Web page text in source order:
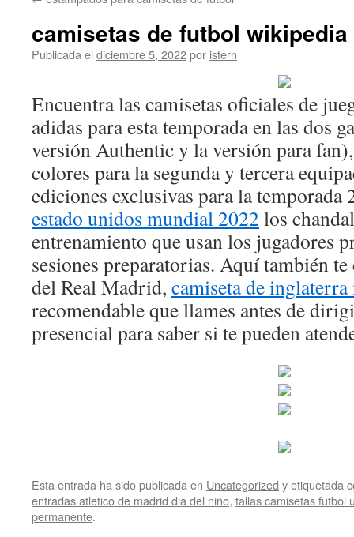
camisetas de futbol wikipedia
Publicada el diciembre 5, 2022por istern
Encuentra las camisetas oficiales de
adidas para esta temporada en las dos
versión Authentic y la versión para
colores para la segunda y tercera
ediciones exclusivas para la
estado unidos mundial 2022 los
entrenamiento que usan los jugadores
sesiones preparatorias. Aquí también
del Real Madrid, camiseta de
recomendable que llames antes de
presencial para saber si te pueden
Esta entrada ha sido publicada en Uncategorized y etiquetada
entradas atletico de madrid dia del niño, tallas camisetas futbol
permanente.